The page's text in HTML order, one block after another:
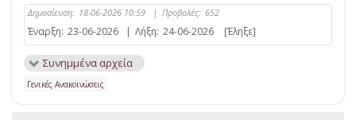
Δημοσίευση: 18-06-2026 10:59 | Προβολές: 652
Έναρξη: 23-06-2026 | Λήξη: 24-06-2026 [Έληξε]
Συνημμένα αρχεία
Γενικές Ανακοινώσεις